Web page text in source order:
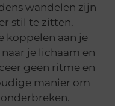
wandelen zijn
stil te zitten.
koppelen aan je
je lichaam en
geen ritme en
manier om